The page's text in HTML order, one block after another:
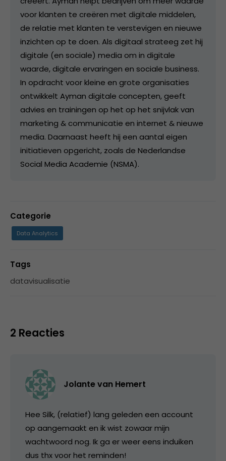
voor klanten te creëren met digitale middelen,
de relatie met klanten te verstevigen en nieuwe
inzichten op te doen. Als digitaal strateeg zet hij
digitale (en sociale) media om in digitale
waarde, digitale ervaringen en sociale business.
In opdracht voor kleine en grote organisaties
ontwikkelt Ayman digitale concepten, geeft
advies en trainingen op het op het snijvlak van
marketing & communicatie en internet & nieuwe
media. Daarnaast heeft hij een aantal eigen
initiatieven opgericht, zoals de Nederlandse
Social Media Academie (NSMA).
Categorie
Data Analytics
Tags
datavisualisatie
2 Reacties
Jolante van Hemert
Hee Silk, (relatief) lang geleden een account
op aangemaakt en ik wist zowaar mijn
wachtwoord nog. Ik ga er weer eens induiken
dus thx voor het reminden!